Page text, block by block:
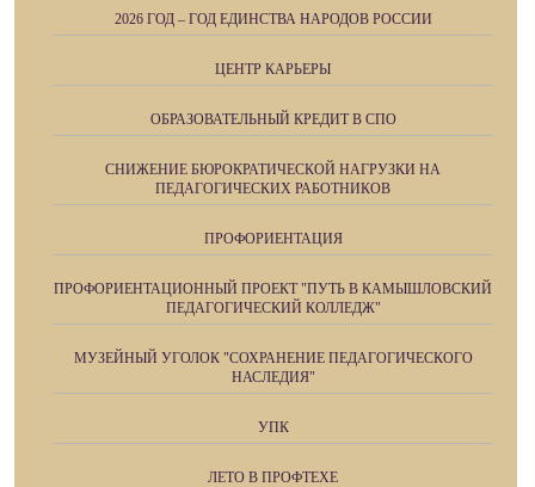
2026 ГОД – ГОД ЕДИНСТВА НАРОДОВ РОССИИ
ЦЕНТР КАРЬЕРЫ
ОБРАЗОВАТЕЛЬНЫЙ КРЕДИТ В СПО
СНИЖЕНИЕ БЮРОКРАТИЧЕСКОЙ НАГРУЗКИ НА
ПЕДАГОГИЧЕСКИХ РАБОТНИКОВ
ПРОФОРИЕНТАЦИЯ
ПРОФОРИЕНТАЦИОННЫЙ ПРОЕКТ "ПУТЬ В КАМЫШЛОВСКИЙ
ПЕДАГОГИЧЕСКИЙ КОЛЛЕДЖ"
МУЗЕЙНЫЙ УГОЛОК "СОХРАНЕНИЕ ПЕДАГОГИЧЕСКОГО
НАСЛЕДИЯ"
УПК
ЛЕТО В ПРОФТЕХЕ